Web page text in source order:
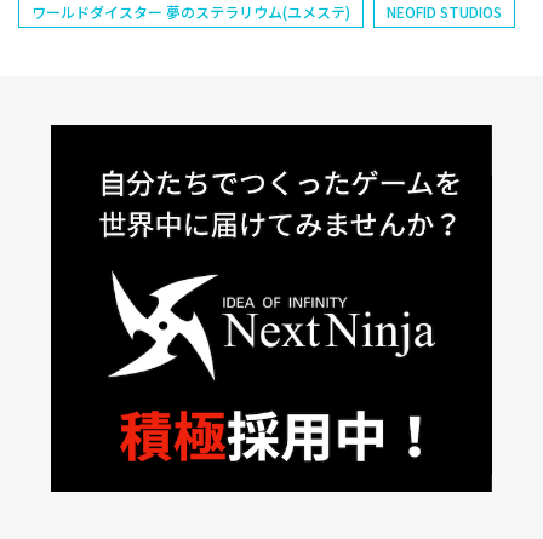
ワールドダイスター 夢のステラリウム(ユメステ)
NEOFID STUDIOS